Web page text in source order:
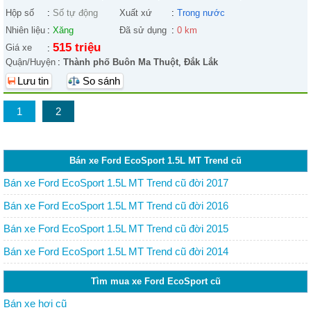
Hộp số : Số tự động Xuất xứ : Trong nước
Nhiên liệu : Xăng Đã sử dụng : 0 km
Giá xe
: 515 triệu
Quận/Huyện : Thành phố Buôn Ma Thuột, Đắk Lắk
Lưu tin So sánh
1 2
Bán xe Ford EcoSport 1.5L MT Trend cũ
Bán xe Ford EcoSport 1.5L MT Trend cũ đời 2017
Bán xe Ford EcoSport 1.5L MT Trend cũ đời 2016
Bán xe Ford EcoSport 1.5L MT Trend cũ đời 2015
Bán xe Ford EcoSport 1.5L MT Trend cũ đời 2014
Tìm mua xe Ford EcoSport cũ
Bán xe hơi cũ